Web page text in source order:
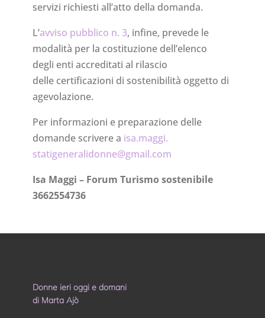
servizi richiesti all’atto della domanda.
L’avviso pubblico n. 3, infine, prevede le
modalità per la costituzione dell’elenco
degli enti accreditati al rilascio
delle certificazioni di sostenibilità oggetto di
agevolazione.
Per informazioni e preparazione delle
domande scrivere a isa.maggi.
statigeneralidonne@gmail.com
Isa Maggi – Forum Turismo sostenibile
3662554736
Donne ieri oggi e domani
di Marta Ajò